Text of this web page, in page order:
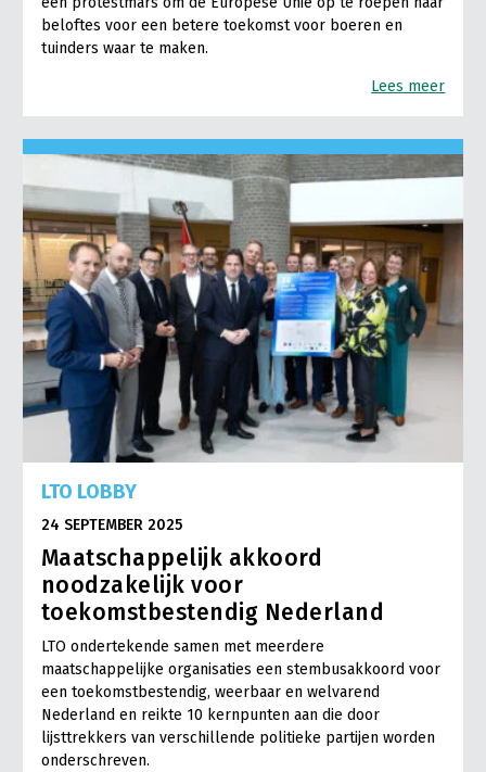
beloftes voor een betere toekomst voor boeren en
tuinders waar te maken.
Lees meer
LTO LOBBY
24 SEPTEMBER 2025
Maatschappelijk akkoord
noodzakelijk voor
toekomstbestendig Nederland
LTO ondertekende samen met meerdere
maatschappelijke organisaties een stembusakkoord voor
een toekomstbestendig, weerbaar en welvarend
Nederland en reikte 10 kernpunten aan die door
lijsttrekkers van verschillende politieke partijen worden
onderschreven.